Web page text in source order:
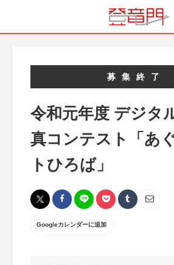
募集終了
令和元年度 デジタ
真コンテスト「あ
トひろば」
Googleカレンダーに追加